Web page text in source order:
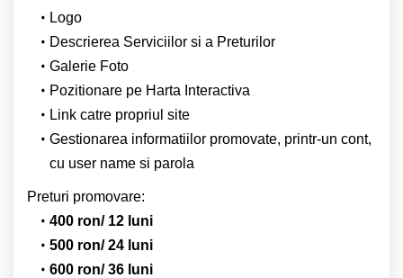
Logo
Descrierea Serviciilor si a Preturilor
Galerie Foto
Pozitionare pe Harta Interactiva
Link catre propriul site
Gestionarea informatiilor promovate, printr-un cont,
cu user name si parola
Preturi promovare:
400 ron/ 12 luni
500 ron/ 24 luni
600 ron/ 36 luni